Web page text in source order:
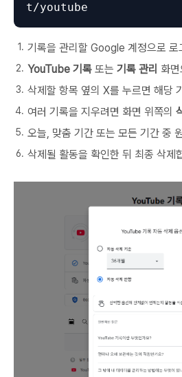
t/youtube
기록을 관리할 Google 계정으로 로
YouTube 기록 또는 기록 관리 화
삭제할 항목 옆의 X를 누르면 해당
여러 기록을 지우려면 화면 위쪽의
오늘, 맞춤 기간 또는 모든 기간 중
삭제될 활동을 확인한 뒤 최종 삭제